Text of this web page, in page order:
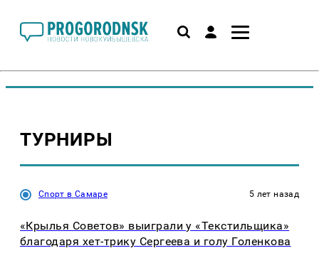
ТУРНИРЫ
Спорт в Самаре 5 лет назад
«Крылья Советов» выиграли у «Текстильщика»
благодаря хет-трику Сергеева и голу Голенкова